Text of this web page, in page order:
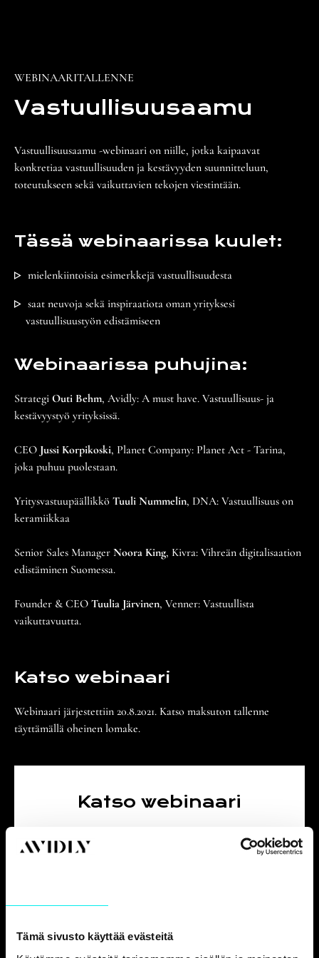
Tämä sivusto käyttää evästeitä
WEBINAARITALLENNE
Vastuullisuus­aamu
Vastuullisuusaamu -webinaari on niille, jotka kaipaavat
konkretiaa vastuullisuuden ja kestävyyden suunnitteluun,
toteutukseen sekä vaikuttavien tekojen viestintään.
Tässä webinaarissa kuulet:
mielenkiintoisia esimerkkejä vastuullisuudesta
saat neuvoja sekä inspiraatiota oman yrityksesi
vastuullisuustyön edistämiseen
Webinaarissa puhujina:
Strategi Outi Behm, Avidly: A must have. Vastuullisuus- ja
kestävyystyö yrityksissä.
CEO Jussi Korpikoski, Planet Company: Planet Act - Tarina,
joka puhuu puolestaan.
Yritysvastuupäällikkö Tuuli Nummelin, DNA: Vastuullisuus on
keramiikkaa
Senior Sales Manager Noora King, Kivra: Vihreän digitalisaation
edistäminen Suomessa.
Founder & CEO Tuulia Järvinen, Venner: Vastuullista
vaikuttavuutta.
Katso webinaari
Webinaari järjestettiin 20.8.2021. Katso maksuton tallenne
täyttämällä oheinen lomake.
Katso webinaari
Sukunimi